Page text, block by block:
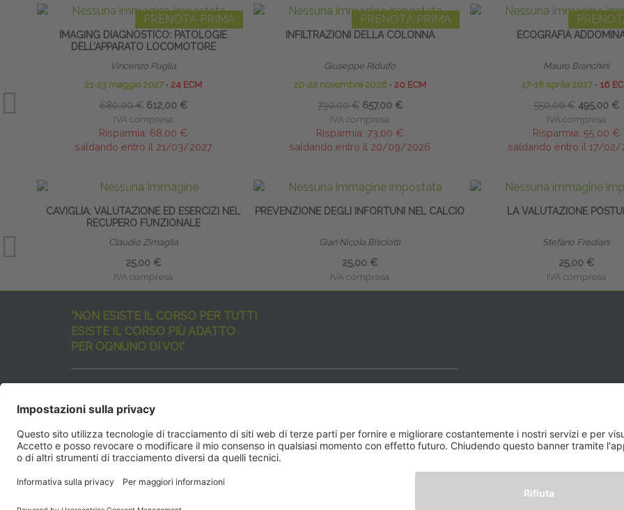
PRENOTA PRIMA
IMAGING DIAGNOSTICO: PATOLOGIE
DELL’APPARATO LOCOMOTORE
Vincenzo Puglia
21-23 maggio 2027 ∙ 24 ECM
680,00 € 612,00 €
IVA compresa
Risparmia: 68,00 €
saldando entro il 21/03/2027
PRENOTA PRIMA
INFILTRAZIONI DELLA COLONNA
Giuseppe Ridulfo
20-22 novembre 2026 ∙ 20 ECM
730,00 € 657,00 €
IVA compresa
Risparmia: 73,00 €
saldando entro il 20/09/2026
ECOGRAFIA
Mauro Branchini
17-18 aprile 2027 ∙ 16
550,00 € 495,00 €
IVA compresa
Risparmia: 55,00 €
saldando entro il 17/02/
CAVIGLIA: VALUTAZIONE ED ESERCIZI NEL
RECUPERO FUNZIONALE
Claudio Zimaglia
25,00 €
IVA compresa
PREVENZIONE DEGLI INFORTUNI NEL CALCIO
Gian Nicola Bisciotti
25,00 €
IVA compresa
LA VALUTAZIONE
Stefano Frediani
25,00 €
IVA compresa
"NON ESISTE IL CORSO PER TUTTI
ESISTE IL CORSO PIÙ ADATTO
PER OGNUNO DI VOI"
ma rispondenti a diverse esigenze formative
e di aggiornamento professionale.
EdiAcademyvuole aiutarvi nella scelta dell’evento ideale
SEGUICI QUI: